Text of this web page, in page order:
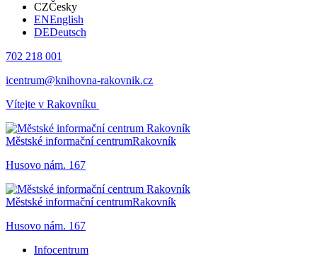
CZČesky
ENEnglish
DEDeutsch
702 218 001
icentrum@knihovna-rakovnik.cz
Vítejte v Rakovníku
Městské informační centrumRakovník
Husovo nám. 167
Městské informační centrumRakovník
Husovo nám. 167
Infocentrum